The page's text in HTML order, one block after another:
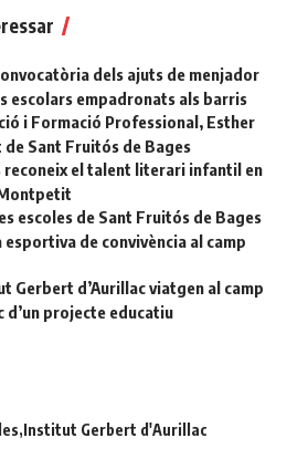
dels ajuts de menjador
escolars empadronats als barris
i Formació Professional, Esther
de Sant Fruitós de Bages
reconeix el talent literari infantil en
escoles de Sant Fruitós de Bages
de convivència al camp
Gerbert d’Aurillac viatgen al camp
d’un projecte educatiu
Institut Gerbert d'Aurillac